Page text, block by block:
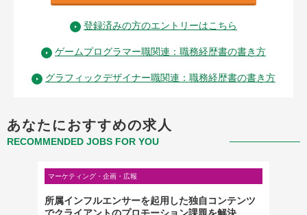
登録済みの方のエントリーはこちら
ゲームプログラマー職関連：職務経歴書の書き方
グラフィックデザイナー職関連：職務経歴書の書き方
あなたにおすすめの求人
RECOMMENDED JOBS FOR YOU
マーケティング・企画・広報
所属インフルエンサーを起用した独自コンテンツ